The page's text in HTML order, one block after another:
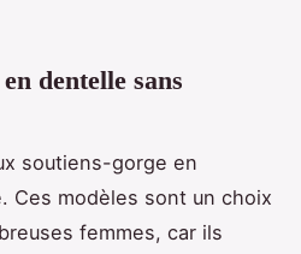
dentelle sans
soutiens-gorge en
Ces modèles sont un choix
femmes, car ils